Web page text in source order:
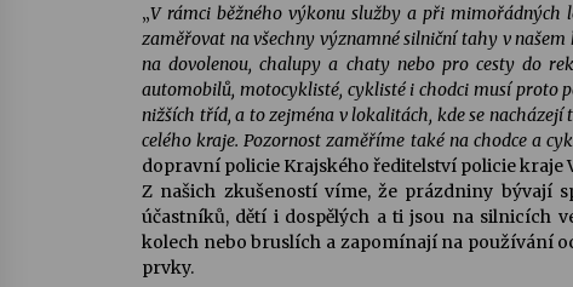
„V rámci běžného výkonu služby a při mimořádných
zaměřovat na všechny významné silniční tahy v
na dovolenou, chalupy a chaty nebo pro cesty do
automobilů, motocyklisté, cyklisté i chodci musí proto
nižších tříd, a to zejména v lokalitách, kde se
celého kraje. Pozornost zaměříme také na chodce a
dopravní policie Krajského ředitelství policie kraje
Z našich zkušeností víme, že prázdniny bývají
účastníků, dětí i dospělých a ti jsou na silnicích
kolech nebo bruslích a zapomínají na používání
prvky.